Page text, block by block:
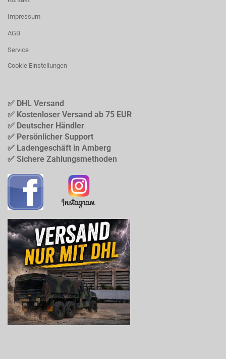
Impressum
AGB
Service
Cookie Einstellungen
✅ DHL Versand
✅ Kostenloser Versand ab 75 EUR
✅ Deutscher Händler
✅ Persönlicher Support
✅ Ladengeschäft in Amberg
✅ Sichere Zahlungsmethoden